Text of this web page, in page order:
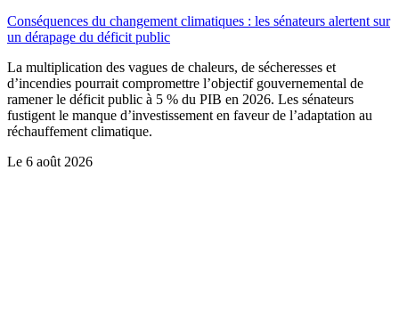
Conséquences du changement climatiques : les sénateurs alertent sur
un dérapage du déficit public
La multiplication des vagues de chaleurs, de sécheresses et
d’incendies pourrait compromettre l’objectif gouvernemental de
ramener le déficit public à 5 % du PIB en 2026. Les sénateurs
fustigent le manque d’investissement en faveur de l’adaptation au
réchauffement climatique.
Le 6 août 2026